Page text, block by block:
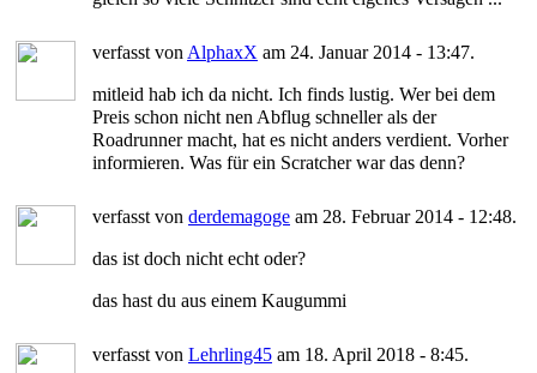
verfasst von AlphaxX am 24. Januar 2014 - 13:47.
mitleid hab ich da nicht. Ich finds lustig. Wer bei dem
Preis schon nicht nen Abflug schneller als der
Roadrunner macht, hat es nicht anders verdient. Vorher
informieren. Was für ein Scratcher war das denn?
verfasst von derdemagoge am 28. Februar 2014 - 12:48.
das ist doch nicht echt oder?
das hast du aus einem Kaugummi
verfasst von Lehrling45 am 18. April 2018 - 8:45.